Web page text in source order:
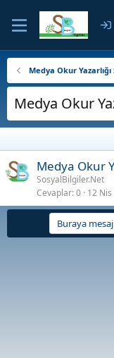
Medya Okur Yazarlığı
Medya Okur
Medya Okur
SosyalBilgiler.Net
Cevaplar 0 12
Buraya